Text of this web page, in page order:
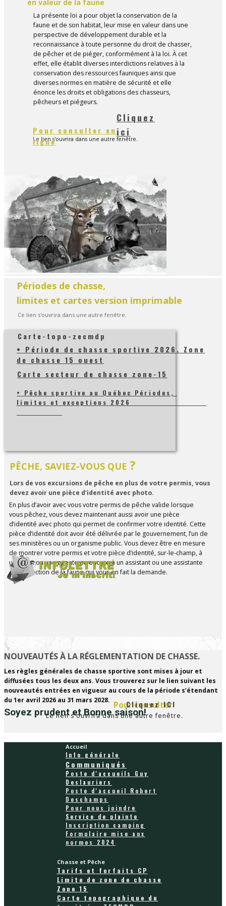
en valeur de la faune
La présente loi a pour objet la conservation de la
faune et de son habitat, leur mise en valeur dans une
perspective de développement durable et la
reconnaissance à toute personne du droit de chasser,
de pêcher et de piéger, conformément à la loi. À cet
effet, elle établit diverses interdictions relatives à la
conservation des ressources fauniques ainsi que
diverses normes en matière de sécurité et elle
énonce les droits et obligations des chasseurs,
pêcheurs et piégeurs.
Cliquez
ici
Le lien s'ouvrira dans une autre fenêtre.
Pour consulter en
ligne
Périodes de chasse,
limites et cartes version imprimable
Ce lien s'ouvrira dans une autre fenêtre.
Carte secteur de chasse zone-15
Carte-topo-zecmdp
• Période de chasse sportive 2026. Zone
de chasse 15 ouest
• Pêche sportive au Québec Périodes,
limites et exceptions 2026
PÊCHE,​ SAVIEZ-VOUS QUE ?
Lors de vos excursions de pêche en plus de votre permis, vous
devez avoir une pièce d'identité avec photo.
En plus d’avoir avec vous votre permis de pêche valide lorsque
vous pêchez, vous devez maintenant aussi avoir une pièce
d’identité avec photo qui permet de confirmer votre identité. Cette
pièce d’identité doit avoir été délivrée par le gouvernement, l’un de
ses ministères ou un organisme public. Vous devez être en mesure
de montrer votre permis et votre pièce d’identité, sur-le-champ, à
un agent ou une agente ou encore à un assistant ou une assistante
de protection de la faune qui vous en fait la demande.
NOUVEAUTÉS À LA RÉGLEMENTATION DE CHASSE.
Les règles générales de chasse sportive sont mises à jour et
diffusées tous les deux ans. Vous trouverez sur le lien suivant les
nouveautés entrées en vigueur au cours de la période s’étendant ​
du 1er avril 2026 au 31 mars 2028. Pour consulter
Cliquez ICI
Le lien s'ouvrira dans une autre fenêtre.
Soyez prudent et Bonne saison!
Accueil
Info générale
Communiqués
Poste d'accueils Guy
Deslauriers
Poste d'accueil Robert
Deschamps
Pour nous joindre
Service de plainte
Inscription camping
Formulaire mise aux
normes 2024
Chasse et Pêche
Tarifs et forfaits CP
Limite de zone de chasse
Zone 15
Carte topographique du